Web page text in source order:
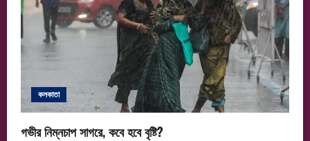
কলকাতা
গভীর নিম্নচাপ সাগরে, কবে হবে বৃষ্টি?